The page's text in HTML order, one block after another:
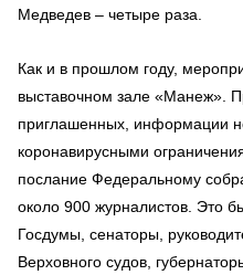
Медведев – четыре раза.
Как и в прошлом году,
выставочном зале «Манеж».
приглашенных, информации
коронавирусными
послание Федеральному
около 900 журналистов. Это
Госдумы, сенаторы,
Верховного судов,